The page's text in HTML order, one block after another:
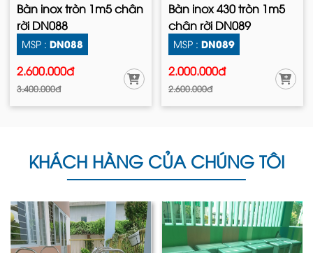
Bàn inox tròn 1m5 chân
rời DN088
MSP : DN088
2.600.000đ
3.400.000đ
Bàn inox 430 tròn 1m5
chân rời DN089
MSP : DN089
2.000.000đ
2.600.000đ
KHÁCH HÀNG CỦA CHÚNG TÔI